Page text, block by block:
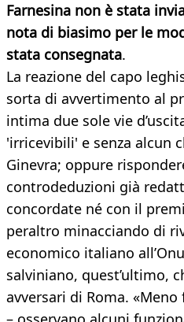
Farnesina non è stata
nota di biasimo per le
stata consegnata.
La reazione del capo
sorta di avvertimento al
intima due sole vie
'irricevibili' e senza alcun
Ginevra; oppure
controdeduzioni già
concordate né con il
peraltro minacciando di
economico italiano
salviniano, quest’ultimo,
avversari di Roma.